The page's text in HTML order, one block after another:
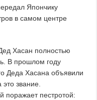
Япончику
в самом центре
Хасан полностью
В прошлом году
Деда Хасана объявили
звание.
поражает пестротой: